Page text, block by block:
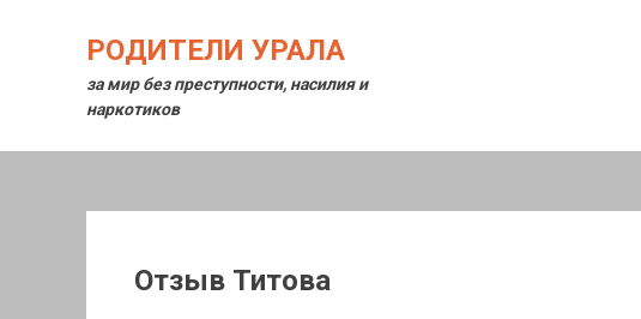
РОДИТЕЛИ УРАЛА
за мир без преступности, насилия и
наркотиков
Отзыв Титова